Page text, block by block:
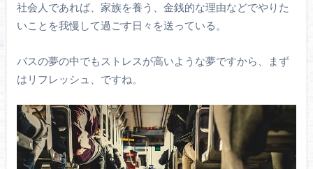
社会人であれば、家族を養う、金銭的な理由などでやりた
いことを我慢して過ごす日々を送っている。
バスの夢の中でもストレスが高いような夢ですから、まず
はリフレッシュ、ですね。